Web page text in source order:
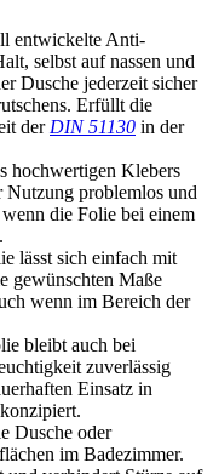
entwickelte Anti-
selbst auf nassen und
Dusche jederzeit sicher
Erfüllt die
der DIN 51130 in der
hochwertigen Klebers
Nutzung problemlos und
die Folie bei einem
lässt sich einfach mit
gewünschten Maße
wenn im Bereich der
bleibt auch bei
zuverlässig
Einsatz in
Dusche oder
im Badezimmer.